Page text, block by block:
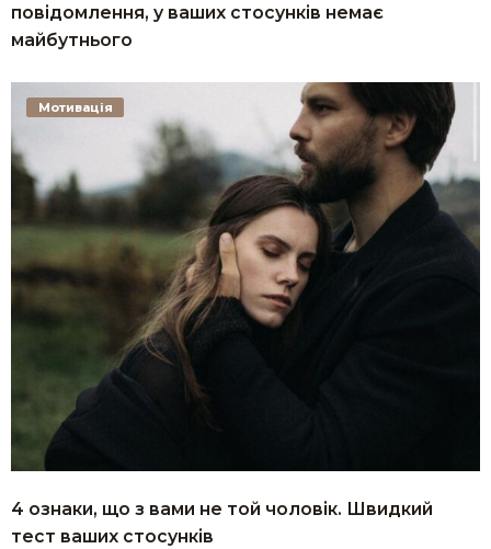
повідомлення, у ваших стосунків немає
майбутнього
4 ознаки, що з вами не той чоловік. Швидкий
тест ваших стосунків
Мотивація